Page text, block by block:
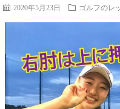
2020年5月23日 ゴルフのレ